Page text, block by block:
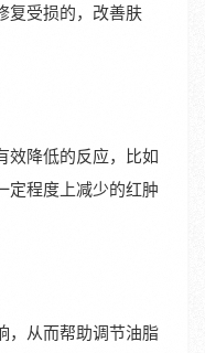
复受损的，改善肤
效降低的反应，比如
定程度上减少的红肿
，从而帮助调节油脂